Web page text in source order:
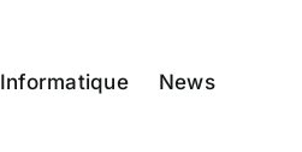
Informatique News